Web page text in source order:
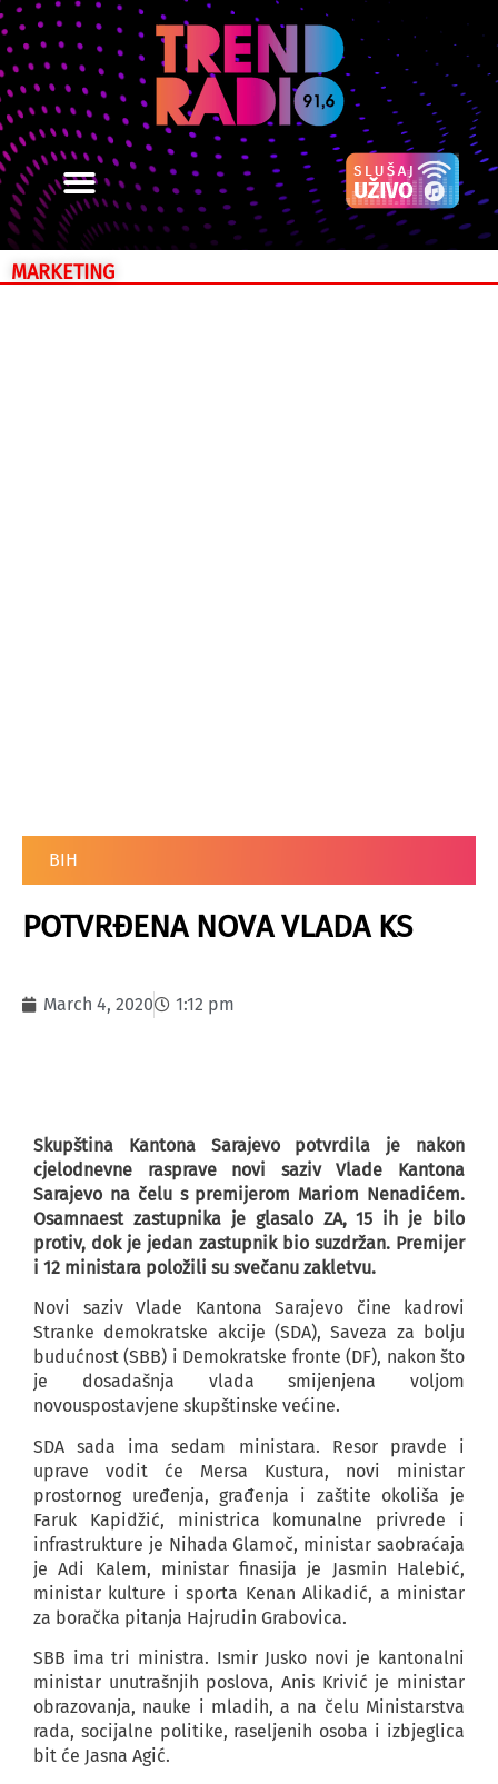
MARKETING
BIH
POTVRĐENA NOVA VLADA KS
March 4, 2020 1:12 pm
Skupština Kantona Sarajevo potvrdila je nakon
cjelodnevne rasprave novi saziv Vlade Kantona
Sarajevo na čelu s premijerom Mariom Nenadićem.
Osamnaest zastupnika je glasalo ZA, 15 ih je bilo
protiv, dok je jedan zastupnik bio suzdržan. Premijer
i 12 ministara položili su svečanu zakletvu.
Novi saziv Vlade Kantona Sarajevo čine kadrovi
Stranke demokratske akcije (SDA), Saveza za bolju
budućnost (SBB) i Demokratske fronte (DF), nakon što
je dosadašnja vlada smijenjena voljom
novouspostavjene skupštinske većine.
SDA sada ima sedam ministara. Resor pravde i
uprave vodit će Mersa Kustura, novi ministar
prostornog uređenja, građenja i zaštite okoliša je
Faruk Kapidžić, ministrica komunalne privrede i
infrastrukture je Nihada Glamoč, ministar saobraćaja
je Adi Kalem, ministar finasija je Jasmin Halebić,
ministar kulture i sporta Kenan Alikadić, a ministar
za boračka pitanja Hajrudin Grabovica.
SBB ima tri ministra. Ismir Jusko novi je kantonalni
ministar unutrašnjih poslova, Anis Krivić je ministar
obrazovanja, nauke i mladih, a na čelu Ministarstva
rada, socijalne politike, raseljenih osoba i izbjeglica
bit će Jasna Agić.